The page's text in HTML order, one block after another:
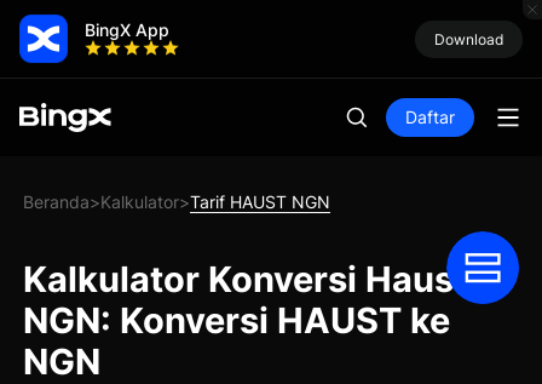
BingX App Download
Daftar
Beranda>Kalkulator>Tarif HAUST NGN
Kalkulator Konversi Haust
NGN: Konversi HAUST ke
NGN